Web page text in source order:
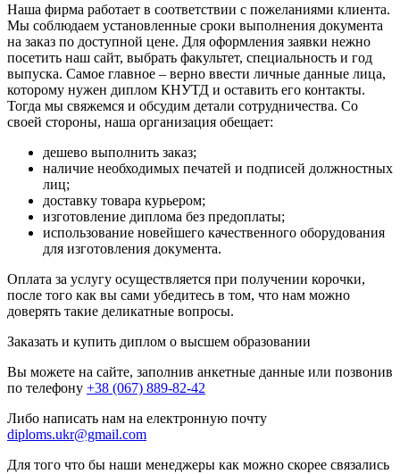
Наша фирма работает в соответствии с пожеланиями клиента.
Мы соблюдаем установленные сроки выполнения документа
на заказ по доступной цене. Для оформления заявки нежно
посетить наш сайт, выбрать факультет, специальность и год
выпуска. Самое главное – верно ввести личные данные лица,
которому нужен диплом КНУТД и оставить его контакты.
Тогда мы свяжемся и обсудим детали сотрудничества. Со
своей стороны, наша организация обещает:
дешево выполнить заказ;
наличие необходимых печатей и подписей должностных
лиц;
доставку товара курьером;
изготовление диплома без предоплаты;
использование новейшего качественного оборудования
для изготовления документа.
Оплата за услугу осуществляется при получении корочки,
после того как вы сами убедитесь в том, что нам можно
доверять такие деликатные вопросы.
Заказать и купить диплом о высшем образовании
Вы можете на сайте, заполнив анкетные данные или позвонив
по телефону +38 (067) 889-82-42
Либо написать нам на електронную почту
diploms.ukr@gmail.com
Для того что бы наши менеджеры как можно скорее связались